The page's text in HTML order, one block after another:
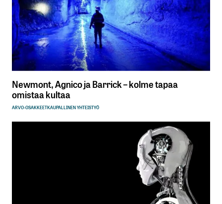
Newmont, Agnico ja Barrick – kolme tapaa
omistaa kultaa
ARVO-OSAKKEETKAUPALLINEN YHTEISTYÖ